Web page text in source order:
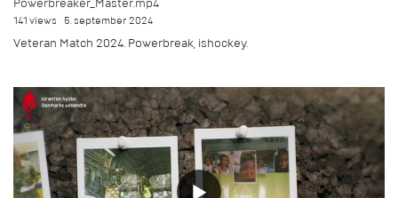
141 views 5. september 2024
Veteran Match 2024. Powerbreak, ishockey.